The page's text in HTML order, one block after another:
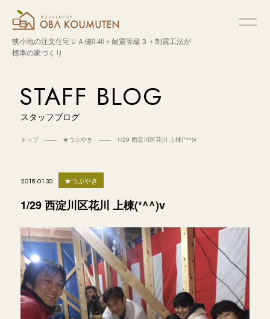
狭小地の注文住宅ＵＡ値0.46＋耐震等級３＋制震工法が
標準の家づくり
STAFF BLOG
スタッフブログ
トップ ★つぶやき 1/29 西淀川区花川 上棟(*^^)v
2018.01.30 ★つぶやき
1/29 西淀川区花川 上棟(*^^)v